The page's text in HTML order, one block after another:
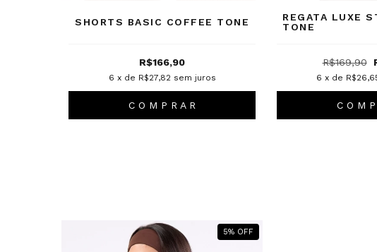
SHORTS BASIC COFFEE TONE
R$166,90
6 x de R$27,82 sem juros
C O M P R A R
REGATA LUXE
TONE
R$169,90
6 x de
C O M P
5% OFF